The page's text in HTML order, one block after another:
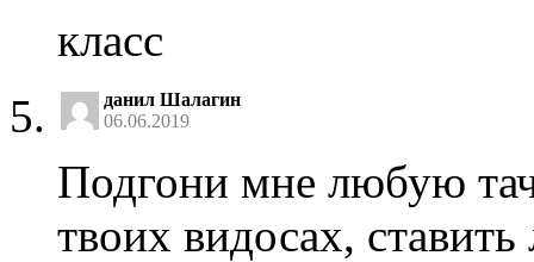
класс
данил Шалагин
06.06.2019
Подгони мне любую
твоих видосах,